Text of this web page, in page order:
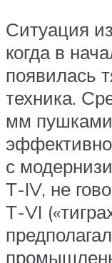
Ситуация
когда в
появилась
техника.
мм
с
Т-IV, не
Т-VI